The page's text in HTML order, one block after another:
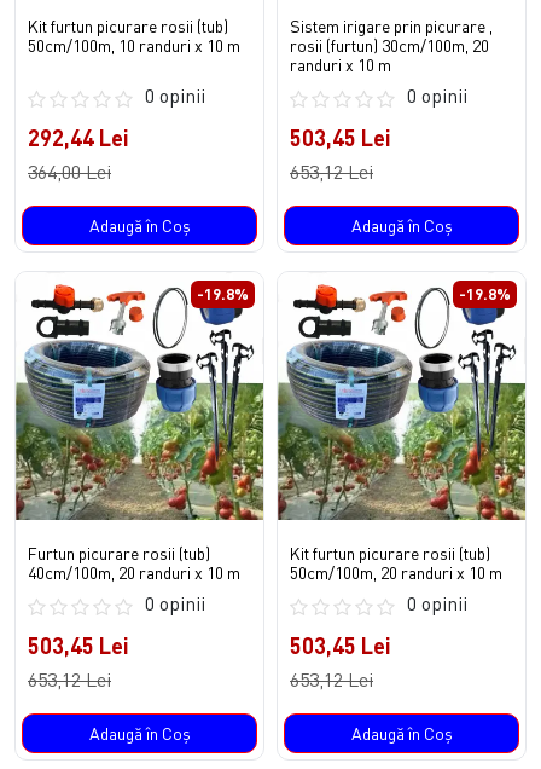
Kit furtun picurare rosii (tub)
50cm/100m, 10 randuri x 10 m
0 opinii
292,44 Lei
364,00 Lei
Adaugă în Coş
Sistem irigare prin picurare ,
rosii (furtun) 30cm/100m, 20
randuri x 10 m
0 opinii
503,45 Lei
653,12 Lei
Adaugă în Coş
-19.8%
Furtun picurare rosii (tub)
40cm/100m, 20 randuri x 10 m
0 opinii
503,45 Lei
653,12 Lei
Adaugă în Coş
-19.8%
Kit furtun picurare rosii (tub)
50cm/100m, 20 randuri x 10 m
0 opinii
503,45 Lei
653,12 Lei
Adaugă în Coş